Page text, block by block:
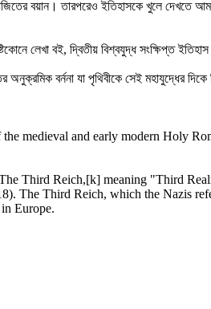
বয়ান। তারপরেও ইতিহাসকে খুলে দেখতে
লেখা বই, দ্বিতীয় বিশ্বযুদ্ধ সংক্ষিপ্ত
বর্ননা যা পৃথিবীকে সেই মহাযুদ্ধের দিকে
medieval and early modern Holy
Third Reich,[k] meaning "Third
The Third Reich, which the Nazis
Europe.